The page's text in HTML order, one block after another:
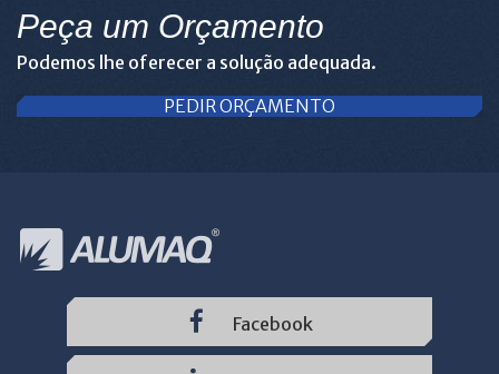
Peça um Orçamento
Podemos lhe oferecer a solução adequada.
PEDIR ORÇAMENTO
Facebook